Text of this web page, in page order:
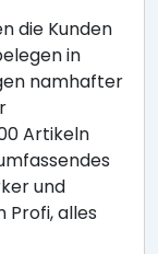
die Kunden
in
namhafter
Artikeln
und
Profi, alles